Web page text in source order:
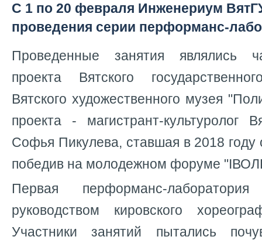
С 1 по 20 февраля Инженериум
проведения серии перформанс-
Проведенные занятия являлись
проекта Вятского
Вятского художественного музея
проекта - магистрант-культуролог
Софья Пикулева, ставшая в 2018 году
победив на молодежном форуме
Первая перформанс-
руководством кировского
Участники занятий пытались